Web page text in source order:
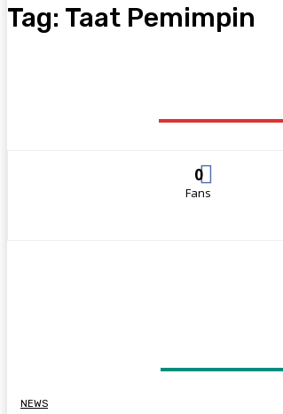
Tag: Taat Pemimpin
0
Fans
NEWS